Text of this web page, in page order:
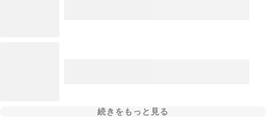
続きをもっと見る